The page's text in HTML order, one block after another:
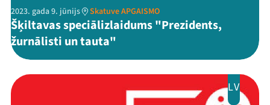
2023. gada 9. jūnijs Skatuve APGAISMO
Šķiltavas speciālizlaidums "Prezidents,
žurnālisti un tauta"
LV